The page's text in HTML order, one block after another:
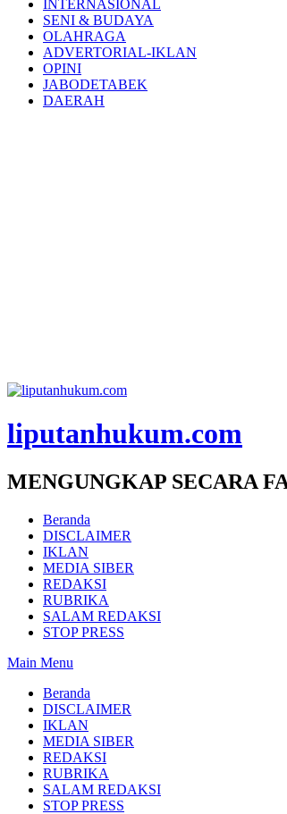
INTERNASIONAL
SENI & BUDAYA
OLAHRAGA
ADVERTORIAL-IKLAN
OPINI
JABODETABEK
DAERAH
liputanhukum.com
MENGUNGKAP SECARA
Beranda
DISCLAIMER
IKLAN
MEDIA SIBER
REDAKSI
RUBRIKA
SALAM REDAKSI
STOP PRESS
Main Menu
Beranda
DISCLAIMER
IKLAN
MEDIA SIBER
REDAKSI
RUBRIKA
SALAM REDAKSI
STOP PRESS